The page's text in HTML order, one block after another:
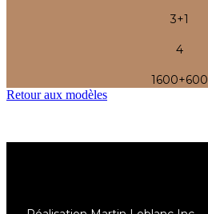
3+1
4
1600+600
Retour aux modèles